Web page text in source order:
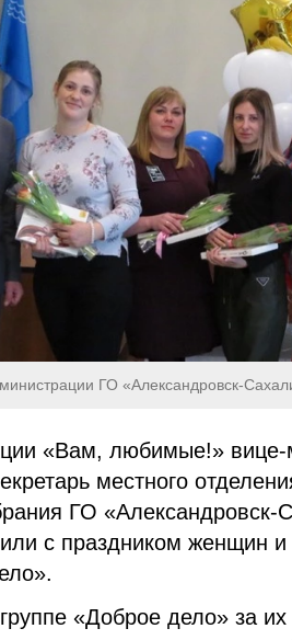
ГО «Александровск-
«Вам, любимые!»
местного
ГО «Александровск-
с праздником женщин
«Доброе дело» за